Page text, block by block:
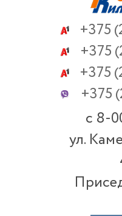
+375
+375
+375
+375
c 8-
ул.